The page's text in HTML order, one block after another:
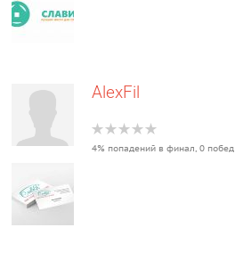
AlexFil
4% попадений в финал, 0 побед